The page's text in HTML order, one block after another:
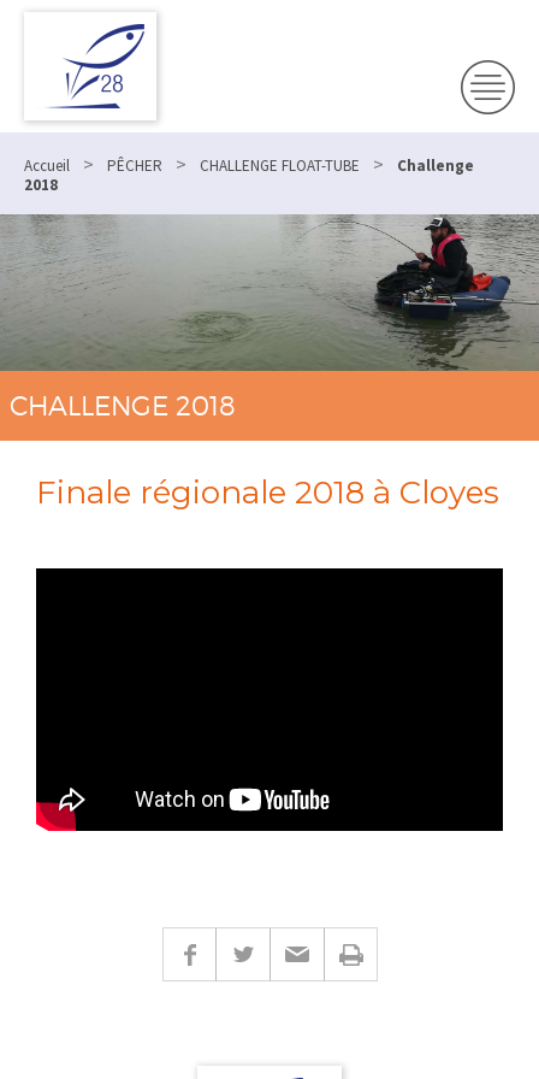
Accueil > PÊCHER > CHALLENGE FLOAT-TUBE >
Challenge
2018
CHALLENGE 2018
Finale régionale 2018 à Cloyes